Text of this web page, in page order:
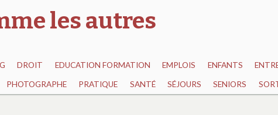
les autres
DROIT EDUCATION FORMATION EMPLOIS ENFANTS
PHOTOGRAPHE PRATIQUE SANTÉ SÉJOURS SENIORS